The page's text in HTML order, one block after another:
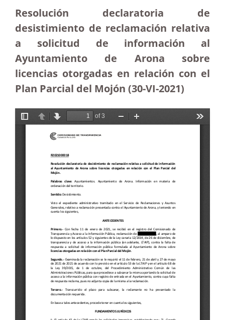
Resolución declaratoria de
desistimiento de reclamación relativa
a solicitud de información al
Ayuntamiento de Arona sobre
licencias otorgadas en relación con el
Plan Parcial del Mojón (30-VI-2021)